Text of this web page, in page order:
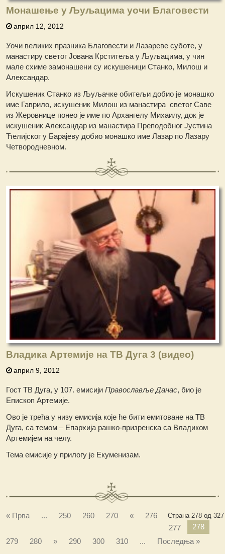
Монашење у Љуљацима уочи Благовести
април 12, 2012
Уочи великих празника Благовести и Лазареве суботе, у
манастиру светог Јована Крститеља у Љуљацима, у чин
мале схиме замонашени су искушеници Станко, Милош и
Александар.
Искушеник Станко из Љуљачке обитељи добио је монашко
име Гаврило, искушеник Милош из манастира светог Саве
из Жеровнице понео је име по Архангелу Михаилу, док је
искушеник Александар из манастира Преподобног Јустина
Ћелијског у Барајеву добио монашко име Лазар по Лазару
Четвородневном.
Владика Артемије на ТВ Дуга 3 (видео)
април 9, 2012
Гост ТВ Дуга, у 107. емисијиПравославље Данас, био је
Епископ Артемије.
Ово је трећа у низу емисија које ће бити емитоване на ТВ
Дуга, са темом – Епархија рашко-призренска са Владиком
Артемијем на челу.
Тема емисије у прилогу је Екуменизам.
Страна 278 од 327
« Прва ... 250 260 270 «
276
277
278
279
280 » 290 300 310 ... Последња »